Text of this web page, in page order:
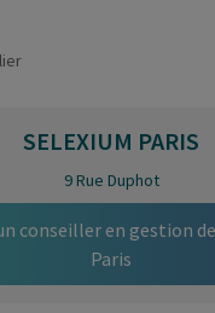
SELEXIUM PARIS
9 Rue Duphot
conseiller en gestion
Paris